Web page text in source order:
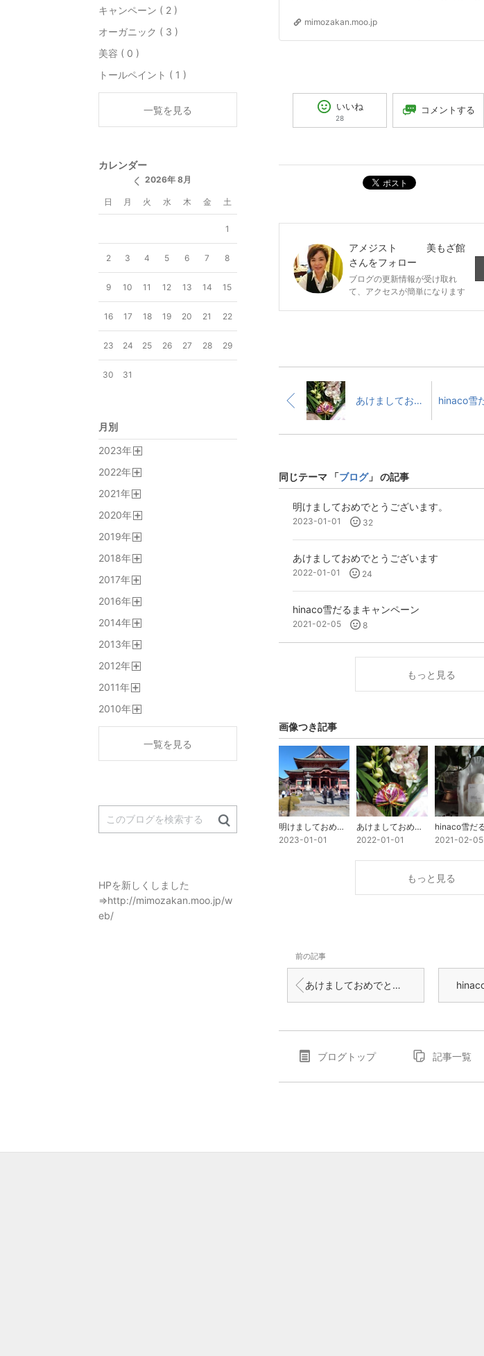
mimozakan.moo.jp
いいね
28
コメントする
ポスト
アメジスト 美もざ館
さんをフォロー
ブログの更新情報が受け取れ
て、アクセスが簡単になります
あけましておめでとうございます
同じテーマ 「ブログ」 の記事
明けましておめでとうございます。
2023-01-01 32
あけましておめでとうございます
2022-01-01 24
hinaco雪だるまキャンペーン
2021-02-05 8
もっと見る
画像つき記事
明けましておめでとうございます。
2023-01-01
あけましておめでとうございます
2022-01-01
2021-02-05
もっと見る
前の記事
あけましておめでとうございます
ブログトップ 記事一覧
キャンペーン ( 2 )
オーガニック ( 3 )
美容 ( 0 )
トールペイント ( 1 )
一覧を見る
カレンダー
2026年 8月
日 月 火 水 木 金 土
1
2 3 4 5 6 7 8
9 10 11 12 13 14 15
16 17 18 19 20 21 22
23 24 25 26 27 28 29
30 31
月別
2023年
2022年
2021年
2020年
2019年
2018年
2017年
2016年
2014年
2013年
2012年
2011年
2010年
一覧を見る
HPを新しくしました
⇒http://mimozakan.moo.jp/w
eb/